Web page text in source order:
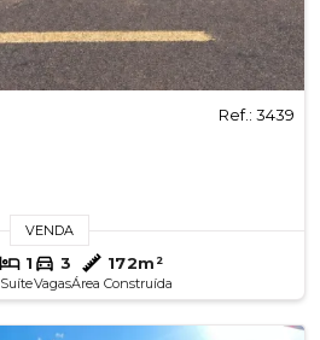
Ref.: 3439
VENDA
1
Suíte
3
Vagas
172m²
Área Construída